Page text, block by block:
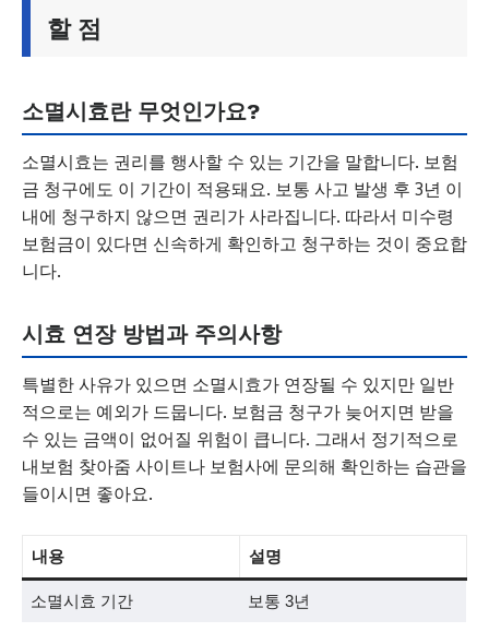
할 점
소멸시효란 무엇인가요?
소멸시효는 권리를 행사할 수 있는 기간을 말합니다. 보험
금 청구에도 이 기간이 적용돼요. 보통 사고 발생 후 3년 이
내에 청구하지 않으면 권리가 사라집니다. 따라서 미수령
보험금이 있다면 신속하게 확인하고 청구하는 것이 중요합
니다.
시효 연장 방법과 주의사항
특별한 사유가 있으면 소멸시효가 연장될 수 있지만 일반
적으로는 예외가 드뭅니다. 보험금 청구가 늦어지면 받을
수 있는 금액이 없어질 위험이 큽니다. 그래서 정기적으로
내보험 찾아줌 사이트나 보험사에 문의해 확인하는 습관을
들이시면 좋아요.
내용 설명
소멸시효 기간 보통 3년